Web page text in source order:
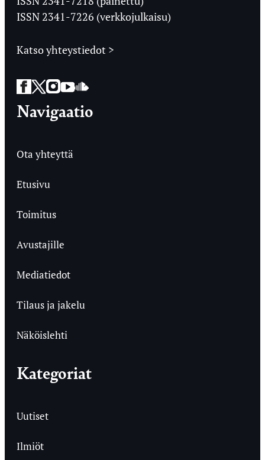
ISSN 2341-7226 (verkkojulkaisu)
Katso yhteystiedot >
Facebook
Twitter
Instagram
YouTube
SoundCloud
Navigaatio
Ota yhteyttä
Etusivu
Toimitus
Avustajille
Mediatiedot
Tilaus ja jakelu
Näköislehti
Kategoriat
Uutiset
Ilmiöt